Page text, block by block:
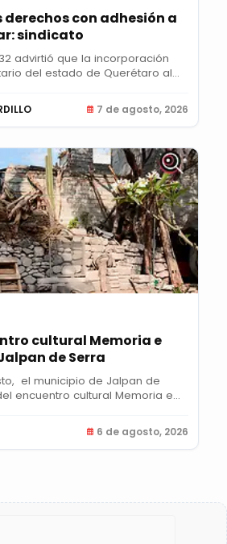
con adhesión a
sindicato
32 advirtió que la incorporación
del estado de Querétaro al...
7 de agosto, 2026
cultural Memoria e
de Serra
el municipio de Jalpan de
encuentro cultural Memoria e...
6 de agosto, 2026